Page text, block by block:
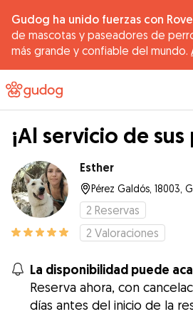
Gudog ha unido fuerzas con
de mascotas y paseadores de
más grande y confiable del mundo.
¡Al servicio de
Esther
Pérez Galdós, 18003,
2 Reservas
2 Valoraciones
La disponibilidad puede
Reserva ahora, con
días antes del inicio de la